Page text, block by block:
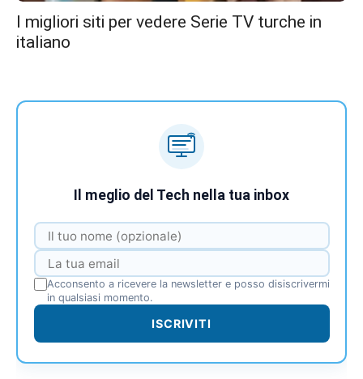
I migliori siti per vedere Serie TV turche in
italiano
Il meglio del Tech nella tua inbox
Acconsento a ricevere la newsletter e posso disiscrivermi
in qualsiasi momento.
ISCRIVITI